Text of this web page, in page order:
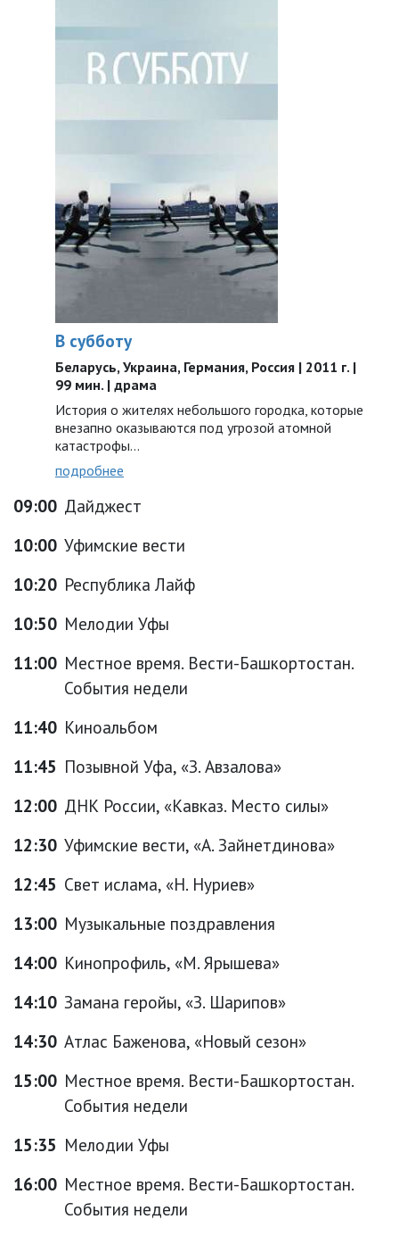
В субботу
Беларусь, Украина, Германия, Россия | 2011 г. |
99 мин. | драма
История о жителях небольшого городка, которые
внезапно оказываются под угрозой атомной
катастрофы…
подробнее
09:00 Дайджест
10:00 Уфимские вести
10:20 Республика Лайф
10:50 Мелодии Уфы
11:00 Местное время. Вести-Башкортостан.
События недели
11:40 Киноальбом
11:45 Позывной Уфа, «З. Авзалова»
12:00 ДНК России, «Кавказ. Место силы»
12:30 Уфимские вести, «А. Зайнетдинова»
12:45 Свет ислама, «Н. Нуриев»
13:00 Музыкальные поздравления
14:00 Кинопрофиль, «М. Ярышева»
14:10 Замана геройы, «З. Шарипов»
14:30 Атлас Баженова, «Новый сезон»
15:00 Местное время. Вести-Башкортостан.
События недели
15:35 Мелодии Уфы
16:00 Местное время. Вести-Башкортостан.
События недели